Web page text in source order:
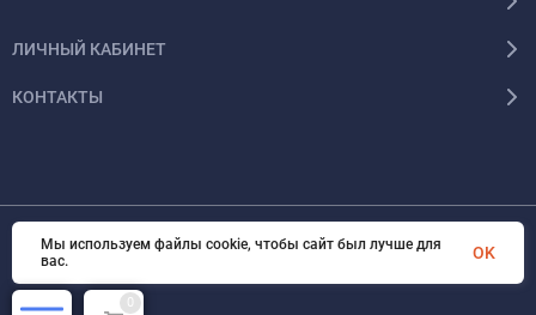
ЛИЧНЫЙ КАБИНЕТ
КОНТАКТЫ
© 2026 Энергокомплект Крым. Все права защищены
0
Мы используем файлы cookie, чтобы сайт был лучше для
вас.
OK